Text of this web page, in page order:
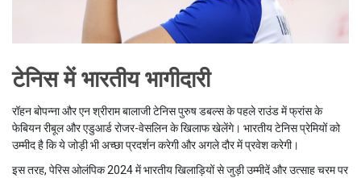
टेनिस में भारतीय भागीदारी
रॉहन बोपन्ना और एन श्रीराम बालाजी टेनिस पुरुष डबल्स के पहले राउंड में फ्रांस के
फेबियन रीबूल और एडुआर्ड रोजर-वेसलिन के खिलाफ खेलेंगे। भारतीय टेनिस प्रेमियों को
उम्मीद है कि ये जोड़ी भी अच्छा प्रदर्शन करेगी और अगले दौर में प्रवेश करेगी।
इस तरह, पेरिस ओलंपिक 2024 में भारतीय खिलाड़ियों से जुड़ी उम्मीदें और उत्साह चरम पर